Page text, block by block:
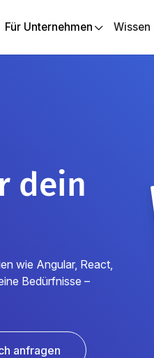
Für Unternehmen Wissen
dein
wie Angular, React,
Bedürfnisse –
anfragen